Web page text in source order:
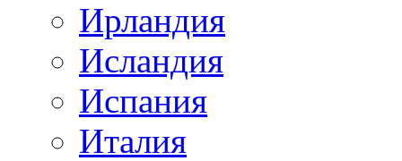
Ирландия
Исландия
Испания
Италия